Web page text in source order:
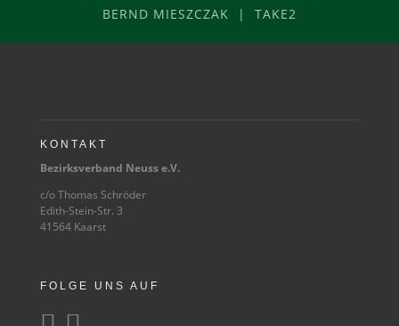
BERND MIESZCZAK | TAKE2
KONTAKT
Bezirksverband Neuss e.V.
c/o Thomas Schröder
Edith-Stein-Str. 3
41564 Kaarst
FOLGE UNS AUF